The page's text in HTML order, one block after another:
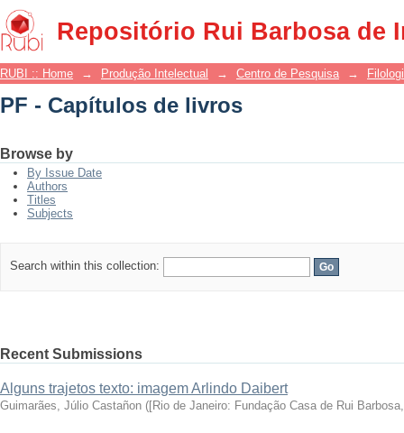
Repositório Rui Barbosa de
PF - Capítulos de livros
RUBI :: Home → Produção Intelectual → Centro de Pesquisa →
PF - Capítulos de livros
Browse by
By Issue Date
Authors
Titles
Subjects
Search within this collection:
Recent Submissions
Alguns trajetos texto: imagem Arlindo Daibert
Guimarães, Júlio Castañon ([Rio de Janeiro: Fundação Casa de Rui